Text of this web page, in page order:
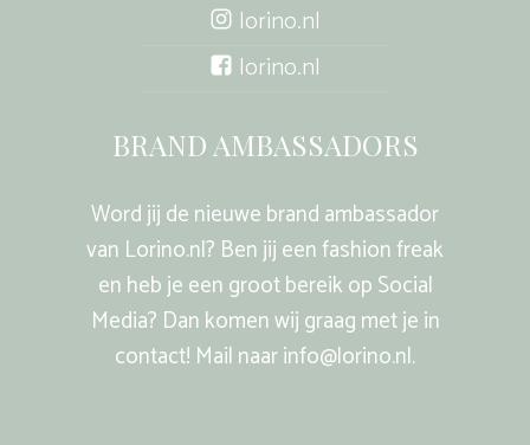
lorino.nl
lorino.nl
BRAND AMBASSADORS
Word jij de nieuwe brand ambassador
van Lorino.nl? Ben jij een fashion freak
en heb je een groot bereik op Social
Media? Dan komen wij graag met je in
contact! Mail naar info@lorino.nl.